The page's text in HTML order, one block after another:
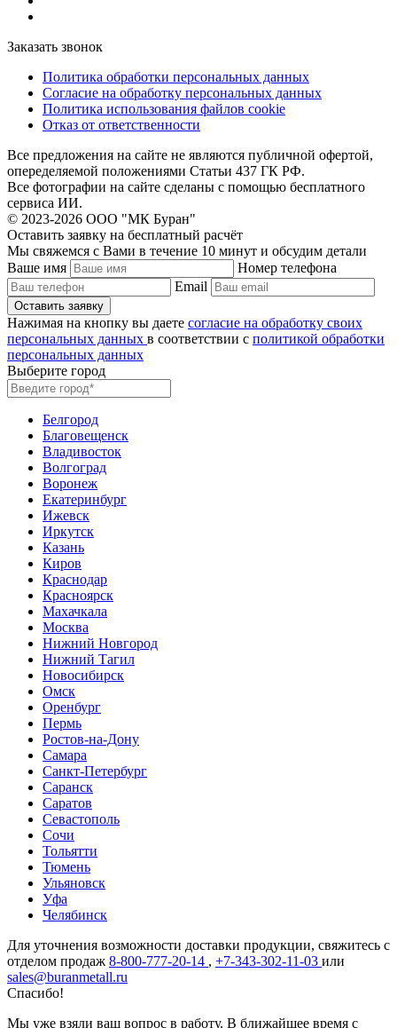
Заказать звонок
Политика обработки персональных данных
Согласие на обработку персональных данных
Политика использования файлов cookie
Отказ от ответственности
Все предложения на сайте не являются публичной офертой,
опеределяемой положениями Статьи 437 ГК РФ.
Все фотографии на сайте сделаны с помощью бесплатного
сервиса ИИ.
© 2023-2026 ООО "МК Буран"
Оставить заявку на бесплатный расчёт
Мы свяжемся с Вами в течение 10 минут и обсудим детали
Ваше имя
Номер телефона
Email
Нажимая на кнопку вы даете согласие на обработку своих
персональных данных в соответствии с политикой обработки
персональных данных
Выберите город
Белгород
Благовещенск
Владивосток
Волгоград
Воронеж
Екатеринбург
Ижевск
Иркутск
Казань
Киров
Краснодар
Красноярск
Махачкала
Москва
Нижний Новгород
Нижний Тагил
Новосибирск
Омск
Оренбург
Пермь
Ростов-на-Дону
Самара
Санкт-Петербург
Саранск
Саратов
Севастополь
Сочи
Тольятти
Тюмень
Ульяновск
Уфа
Челябинск
Для уточнения возможности доставки продукции, свяжитесь с
отделом продаж 8-800-777-20-14 , +7-343-302-11-03 или
sales@buranmetall.ru
Спасибо!
Мы уже взяли ваш вопрос в работу. В ближайшее время с